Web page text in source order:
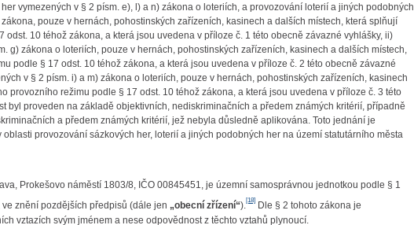
vymezených v § 2 písm. e), l) a n) zákona o loteriích, a provozování loterií a jiných podobných
pouze v hernách, pohostinských zařízeních, kasinech a dalších místech, která splňují
10 téhož zákona, a která jsou uvedena v příloze č. 1 této obecně závazné vyhlášky, ii)
g) zákona o loteriích, pouze v hernách, pohostinských zařízeních, kasinech a dalších místech,
podle § 17 odst. 10 téhož zákona, a která jsou uvedena v příloze č. 2 této obecně závazné
v § 2 písm. i) a m) zákona o loteriích, pouze v hernách, pohostinských zařízeních, kasinech
provozního režimu podle § 17 odst. 10 téhož zákona, a která jsou uvedena v příloze č. 3 této
byl proveden na základě objektivních, nediskriminačních a předem známých kritérií, případně
a předem známých kritérií, jež nebyla důsledně aplikována. Toto jednání je
provozování sázkových her, loterií a jiných podobných her na území statutárního města
Prokešovo náměstí 1803/8, IČO 00845451, je územní samosprávnou jednotkou podle § 1
znění pozdějších předpisů (dále jen „obecní zřízení“).
[18]
Dle § 2 tohoto zákona je
vztazích svým jménem a nese odpovědnost z těchto vztahů plynoucí.